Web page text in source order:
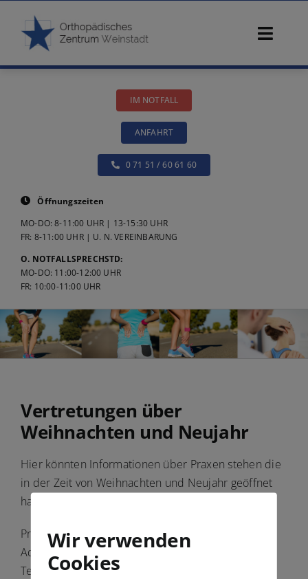
springen
Diagnostik
Konservative Therapie
Operative Therapie
IM NOTFALL
ANFAHRT
0 71 51 / 60 61 60
Öffnungszeiten
MO-DO: 8-11:00 UHR | 13-15:30 UHR
FR: 8-11:00 UHR | U. N. VEREINBARUNG
O. NOTFALLSPRECHSTD:
MO-DO: 11:00-12:00 UHR
FR: 10:00-11:00 UHR
Vertretungen über
Weihnachten und Neujahr
Hier könnten Informationen über Praxen stehen die
in der Zeit von Weihnachten und Neujahr geöffnet
haben.
Praxisname:
Adresse:
Tel:
Wir verwenden
Cookies